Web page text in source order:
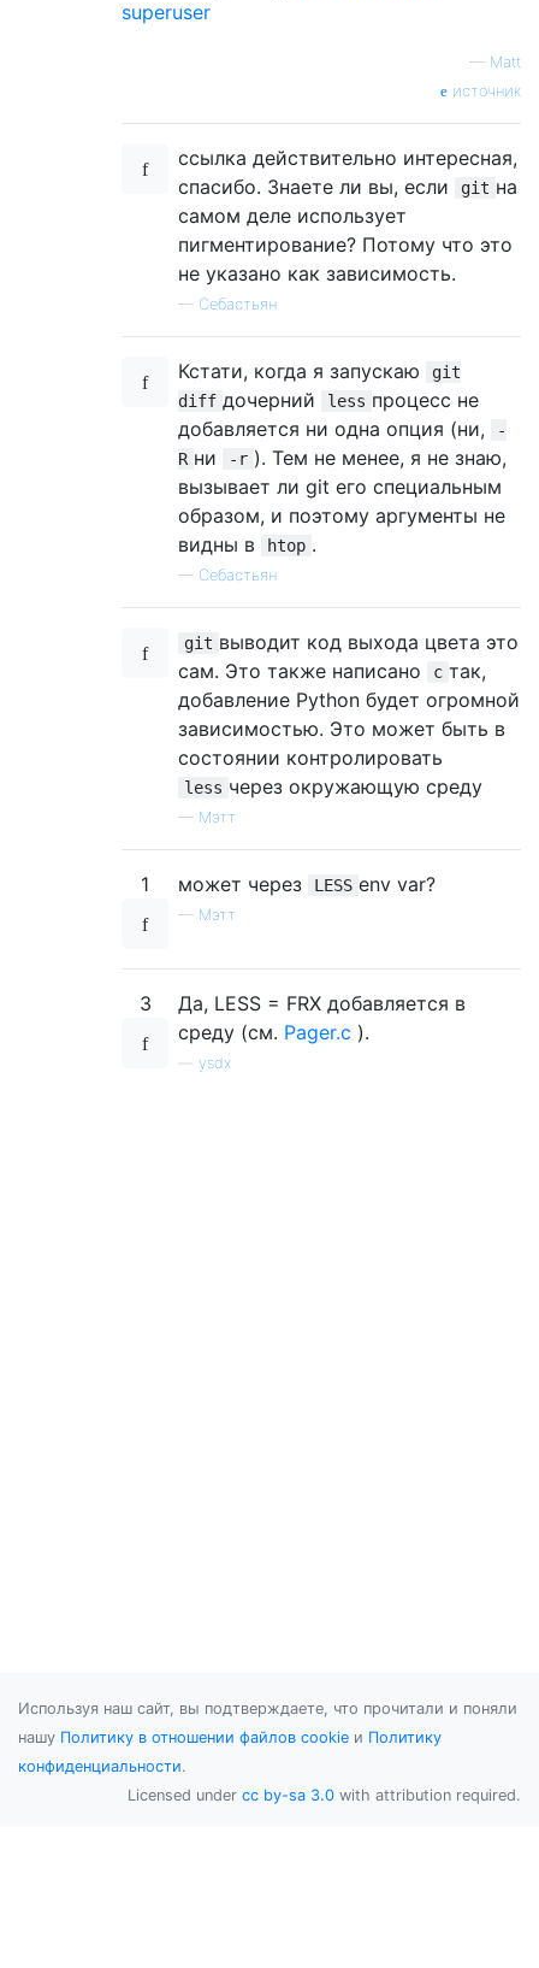
superuser
— Matt
источник
ссылка действительно интересная,
спасибо. Знаете ли вы, если
git на
самом деле использует
пигментирование? Потому что это
не указано как зависимость.
— Себастьян
Кстати, когда я запускаю
git
diff дочерний less процесс не
добавляется ни одна опция (ни,
-
R ни -r ). Тем не менее, я не знаю,
вызывает ли git его специальным
образом, и поэтому аргументы не
видны в
htop .
— Себастьян
git выводит код выхода цвета это
сам. Это также написано
c так,
добавление Python будет огромной
зависимостью. Это может быть в
состоянии контролировать
less через окружающую среду
— Мэтт
1 может через LESS env var?
— Мэтт
3
Да, LESS = FRX добавляется в
среду (см. Pager.c ).
ysdx
Используя наш сайт, вы подтверждаете, что прочитали и поняли
нашу Политику в отношении файлов cookie и Политику
конфиденциальности.
Licensed under cc by-sa 3.0 with attribution required.